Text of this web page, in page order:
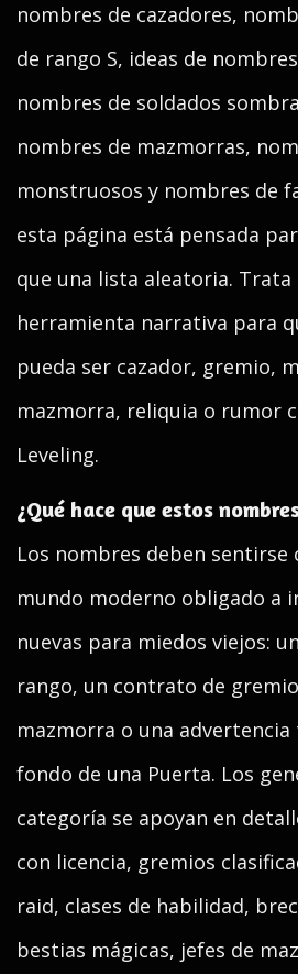
nombres de cazadores,
de rango S, ideas de
nombres de soldados
nombres de mazmorras,
monstruosos y nombres de
esta página está pensada
que una lista aleatoria.
herramienta narrativa para
pueda ser cazador, gremio,
mazmorra, reliquia o rumor
Leveling.
¿Qué hace que estos
Los nombres deben sentirse
mundo moderno obligado a
nuevas para miedos viejos:
rango, un contrato de
mazmorra o una
fondo de una Puerta. Los
categoría se apoyan en
con licencia, gremios
raid, clases de habilidad,
bestias mágicas, jefes de